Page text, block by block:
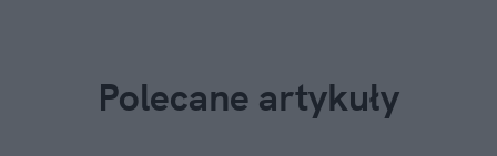
Polecane artykuły